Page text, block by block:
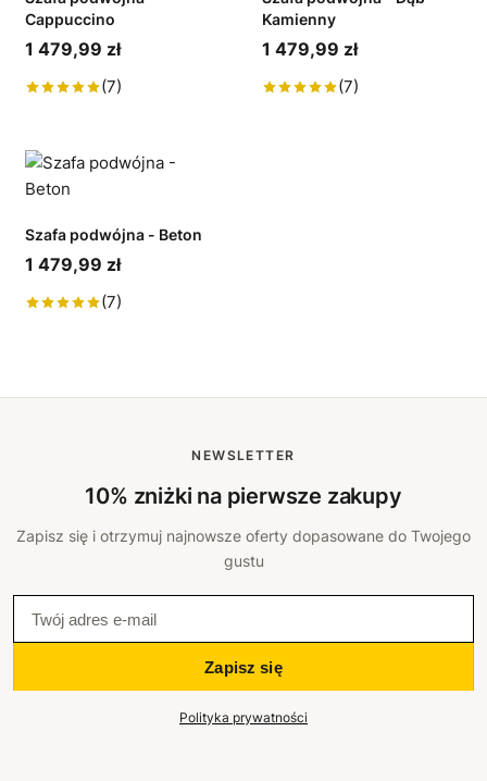
Cappuccino
1 479,99 zł
(7)
Kamienny
1 479,99 zł
(7)
Szafa podwójna - Beton
1 479,99 zł
(7)
NEWSLETTER
10% zniżki na pierwsze zakupy
Zapisz się i otrzymuj najnowsze oferty dopasowane do Twojego
gustu
Zapisz się
Polityka prywatności